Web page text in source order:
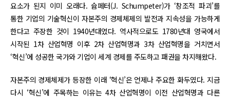
요소가 된지 이미 오래다. 슘페터(J. Schumpeter)가 ‘창조적 파괴’를
통한 기업의 기술혁신이 자본주의 경제체제의 발전과 지속성을 가능하게
한다고 주장한 것이 1940년대였다. 역사적으로도 1780년대 영국에서
시작된 1차 산업혁명 이후 2차 산업혁명과 3차 산업혁명을 거치면서
‘혁신’에 성공한 국가와 기업이 세계 경제를 주도하고 패권을 차지해왔다.
자본주의 경제체제가 등장한 이래 ‘혁신’은 언제나 주요한 화두였다. 지금
다시 ‘혁신’에 주목하는 이유는 4차 산업혁명이 이전 산업혁명과 다른